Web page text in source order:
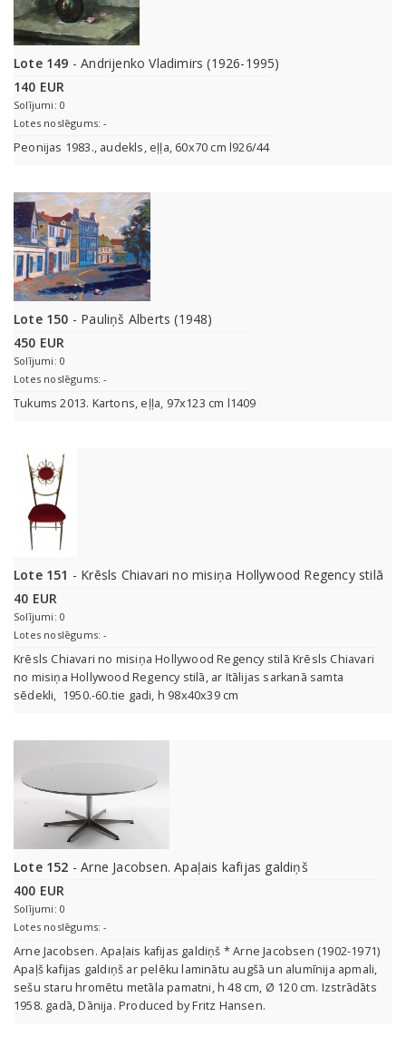
Lote 149 - Andrijenko Vladimirs (1926-1995)
140 EUR
Solījumi: 0
Lotes noslēgums: -
Peonijas 1983., audekls, eļļa, 60x70 cm l926/44
Lote 150 - Pauliņš Alberts (1948)
450 EUR
Solījumi: 0
Lotes noslēgums: -
Tukums 2013. Kartons, eļļa, 97x123 cm l1409
Lote 151 - Krēsls Chiavari no misiņa Hollywood Regency stilā
40 EUR
Solījumi: 0
Lotes noslēgums: -
Krēsls Chiavari no misiņa Hollywood Regency stilā Krēsls Chiavari
no misiņa Hollywood Regency stilā, ar Itālijas sarkanā samta
sēdekli, 1950.-60.tie gadi, h 98x40x39 cm
Lote 152 - Arne Jacobsen. Apaļais kafijas galdiņš
400 EUR
Solījumi: 0
Lotes noslēgums: -
Arne Jacobsen. Apaļais kafijas galdiņš * Arne Jacobsen (1902-1971)
Apaļš kafijas galdiņš ar pelēku laminātu augšā un alumīnija apmali,
sešu staru hromētu metāla pamatni, h 48 cm, Ø 120 cm. Izstrādāts
1958. gadā, Dānija. Produced by Fritz Hansen.